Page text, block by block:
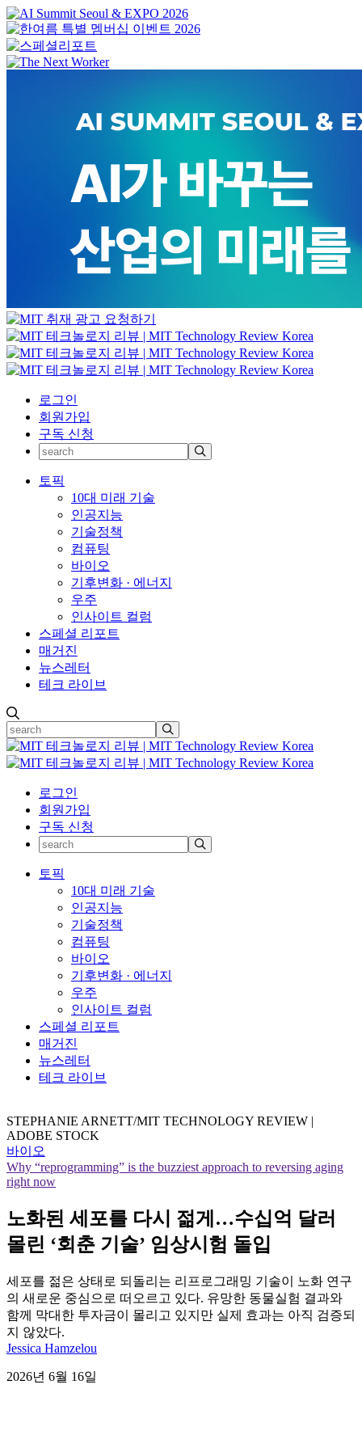
로그인
회원가입
구독 신청
토픽
10대 미래 기술
인공지능
기술정책
컴퓨팅
바이오
기후변화 · 에너지
우주
인사이트 컬럼
스페셜 리포트
매거진
뉴스레터
테크 라이브
로그인
회원가입
구독 신청
토픽
10대 미래 기술
인공지능
기술정책
컴퓨팅
바이오
기후변화 · 에너지
우주
인사이트 컬럼
스페셜 리포트
매거진
뉴스레터
테크 라이브
STEPHANIE ARNETT/MIT TECHNOLOGY REVIEW |
ADOBE STOCK
바이오
Why “reprogramming” is the buzziest approach to reversing aging
right now
노화된 세포를 다시 젊게…수십억 달러
몰린 ‘회춘 기술’ 임상시험 돌입
세포를 젊은 상태로 되돌리는 리프로그래밍 기술이 노화 연구
의 새로운 중심으로 떠오르고 있다. 유망한 동물실험 결과와
함께 막대한 투자금이 몰리고 있지만 실제 효과는 아직 검증되
지 않았다.
Jessica Hamzelou
2026년 6월 16일